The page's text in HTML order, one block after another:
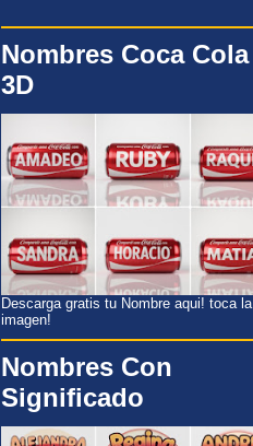
Nombres Coca Cola
3D
Descarga gratis tu Nombre aqui! toca la
imagen!
Nombres Con
Significado